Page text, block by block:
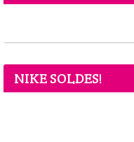
NIKE SOLDES!